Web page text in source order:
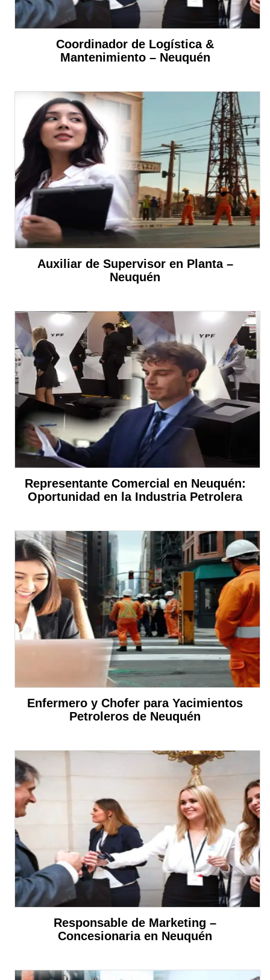
Coordinador de Logística &
Mantenimiento – Neuquén
Auxiliar de Supervisor en Planta –
Neuquén
Representante Comercial en Neuquén:
Oportunidad en la Industria Petrolera
Enfermero y Chofer para Yacimientos
Petroleros de Neuquén
Responsable de Marketing –
Concesionaria en Neuquén